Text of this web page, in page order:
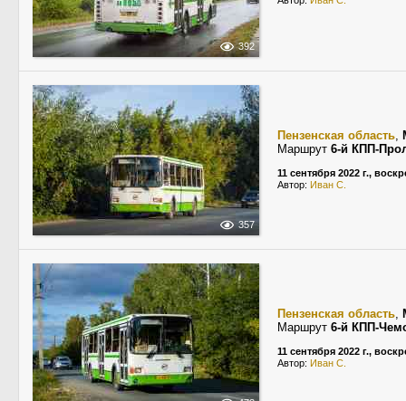
392
357
Пензенская область,
Маршрут 6-й КПП-
11 сентября 2022 г.,
Автор: Иван С.
Пензенская область,
Маршрут 6-й КПП-
11 сентября 2022 г.,
Автор: Иван С.